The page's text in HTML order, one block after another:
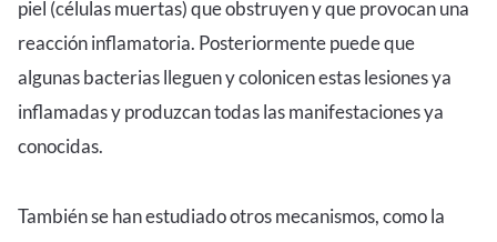
piel (células muertas) que obstruyen y que provocan una
reacción inflamatoria. Posteriormente puede que
algunas bacterias lleguen y colonicen estas lesiones ya
inflamadas y produzcan todas las manifestaciones ya
conocidas.
También se han estudiado otros mecanismos, como la